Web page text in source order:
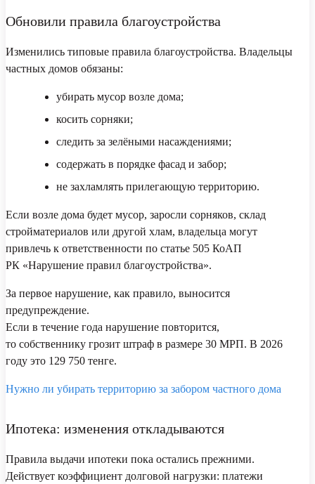
Обновили правила благоустройства
Изменились типовые правила благоустройства. Владельцы
частных домов обязаны:
убирать мусор возле дома;
косить сорняки;
следить за зелёными насаждениями;
содержать в порядке фасад и забор;
не захламлять прилегающую территорию.
Если возле дома будет мусор, заросли сорняков, склад
стройматериалов или другой хлам, владельца могут
привлечь к ответственности по статье 505 КоАП
РК «Нарушение правил благоустройства».
За первое нарушение, как правило, выносится
предупреждение.
Если в течение года нарушение повторится,
то собственнику грозит штраф в размере 30 МРП. В 2026
году это 129 750 тенге.
Нужно ли убирать территорию за забором частного дома
Ипотека: изменения откладываются
Правила выдачи ипотеки пока остались прежними.
Действует коэффициент долговой нагрузки: платежи